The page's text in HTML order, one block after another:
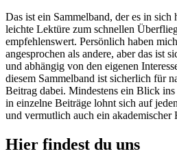
Das ist ein Sammelband, der es in
leichte Lektüre zum schnellen
empfehlenswert. Persönlich haben
angesprochen als andere, aber das ist
und abhängig von den eigenen
diesem Sammelband ist sicherlich für
Beitrag dabei. Mindestens ein Blick
in einzelne Beiträge lohnt sich auf
und vermutlich auch ein akademischer
Hier findest du uns